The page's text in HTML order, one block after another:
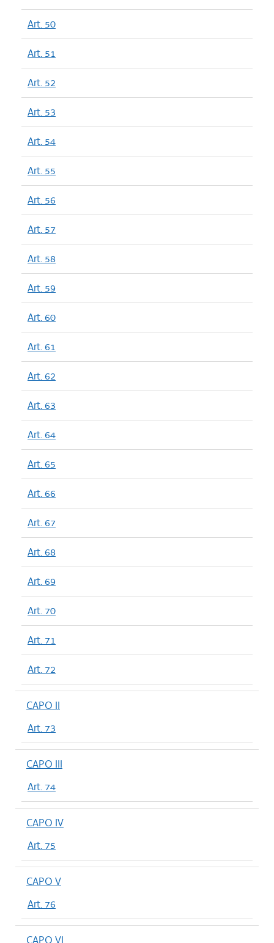
Art. 50
Art. 51
Art. 52
Art. 53
Art. 54
Art. 55
Art. 56
Art. 57
Art. 58
Art. 59
Art. 60
Art. 61
Art. 62
Art. 63
Art. 64
Art. 65
Art. 66
Art. 67
Art. 68
Art. 69
Art. 70
Art. 71
Art. 72
CAPO II
Art. 73
CAPO III
Art. 74
CAPO IV
Art. 75
CAPO V
Art. 76
CAPO VI